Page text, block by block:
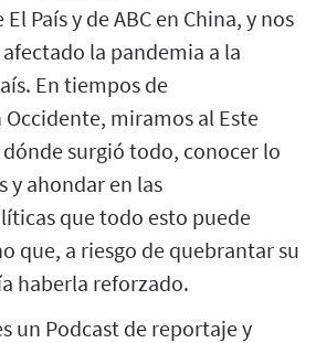
País y de ABC en China, y nos
la pandemia a la
En tiempos de
miramos al Este
surgió todo, conocer lo
y ahondar en las
que todo esto puede
que, a riesgo de quebrantar su
haberla reforzado.
un Podcast de reportaje y